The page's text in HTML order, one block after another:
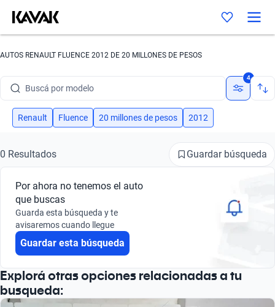
AUTOS RENAULT FLUENCE 2012 DE 20 MILLONES DE PESOS
Buscá por modelo
Buscá por versión
Buscá por marca
Buscá por modelo
Buscá por versión
4
Renault Fluence 20 millones de pesos 2012
0 Resultados Guardar búsqueda
Por ahora no tenemos el auto
que buscas
Guarda esta búsqueda y te
avisaremos cuando llegue
Guardar esta búsqueda
Explorá otras opciones relacionadas a tu
busqueda: